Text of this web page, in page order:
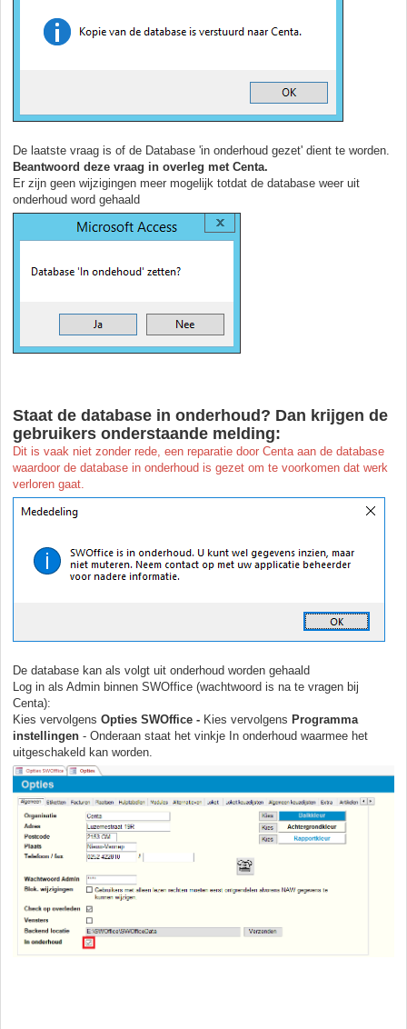
De laatste vraag is of de Database 'in onderhoud gezet' dient te worden.
Beantwoord deze vraag in overleg met Centa.
Er zijn geen wijzigingen meer mogelijk totdat de database weer uit
onderhoud word gehaald
Staat de database in onderhoud? Dan krijgen de
gebruikers onderstaande melding:
Dit is vaak niet zonder rede, een reparatie door Centa aan de database
waardoor de database in onderhoud is gezet om te voorkomen dat werk
verloren gaat.
De database kan als volgt uit onderhoud worden gehaald
Log in als Admin binnen SWOffice (wachtwoord is na te vragen bij
Centa):
Kies vervolgens Opties SWOffice - Kies vervolgens Programma
instellingen - Onderaan staat het vinkje In onderhoud waarmee het
uitgeschakeld kan worden.